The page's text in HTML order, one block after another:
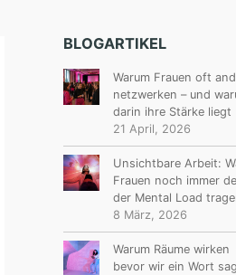
BLOGARTIKEL
Warum Frauen oft
netzwerken – und
darin ihre Stärke liegt
21 April, 2026
Unsichtbare Arbeit:
Frauen noch immer
der Mental Load
8 März, 2026
Warum Räume wirken
bevor wir ein Wort